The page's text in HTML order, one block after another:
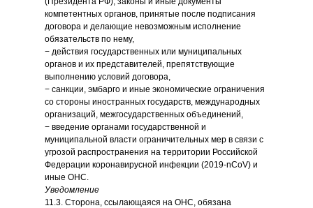
компетентных органов, принятые после подписания
договора и делающие невозможным исполнение
обязательств по нему,
− действия государственных или муниципальных
органов и их представителей, препятствующие
выполнению условий договора,
− санкции, эмбарго и иные экономические ограничения
со стороны иностранных государств, международных
организаций, межгосударственных объединений,
− введение органами государственной и
муниципальной власти ограничительных мер в связи с
угрозой распространения на территории Российской
Федерации коронавирусной инфекции (2019-nCoV) и
иные ОНС.
Уведомление
11.3. Сторона, ссылающаяся на ОНС, обязана